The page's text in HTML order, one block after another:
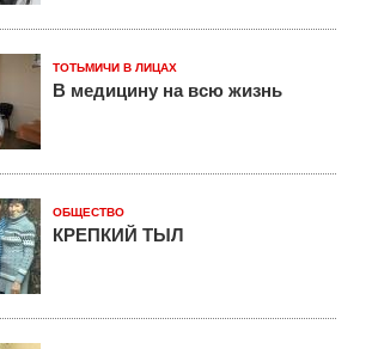
ТОТЬМИЧИ В ЛИЦАХ
В медицину на всю жизнь
ОБЩЕСТВО
КРЕПКИЙ ТЫЛ